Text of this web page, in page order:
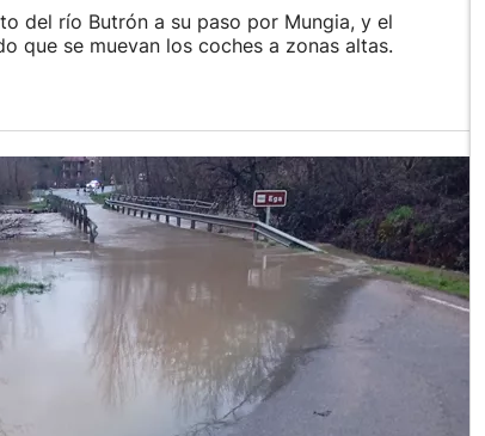
del río Butrón a su paso por Mungia, y el
que se muevan los coches a zonas altas.